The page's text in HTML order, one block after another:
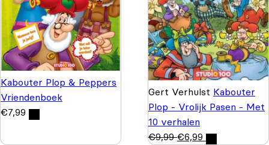
Kabouter Plop & Peppers
Vriendenboek
€7,99
Gert Verhulst Kabouter
Plop - Vrolijk Pasen - Met
10 verhalen
€9,99 €6,99